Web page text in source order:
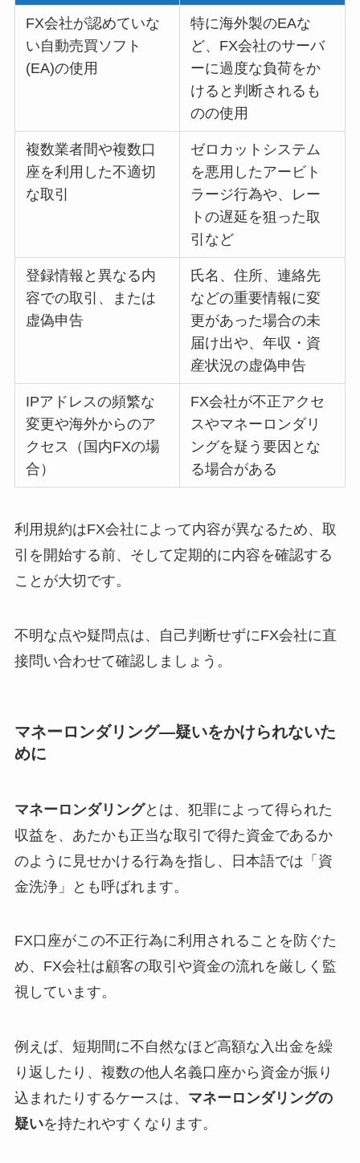
FX会社が認めていな
い自動売買ソフト
(EA)の使用
特に海外製のEAな
ど、FX会社のサーバ
ーに過度な負荷をか
けると判断されるも
のの使用
複数業者間や複数口
座を利用した不適切
な取引
ゼロカットシステム
を悪用したアービト
ラージ行為や、レー
トの遅延を狙った取
引など
登録情報と異なる内
容での取引、または
虚偽申告
氏名、住所、連絡先
などの重要情報に変
更があった場合の未
届け出や、年収・資
産状況の虚偽申告
IPアドレスの頻繁な
変更や海外からのア
クセス（国内FXの場
合）
FX会社が不正アクセ
スやマネーロンダリ
ングを疑う要因とな
る場合がある
利用規約はFX会社によって内容が異なるため、取
引を開始する前、そして定期的に内容を確認する
ことが大切です。
不明な点や疑問点は、自己判断せずにFX会社に直
接問い合わせて確認しましょう。
マネーロンダリング—疑いをかけられないた
めに
マネーロンダリングとは、犯罪によって得られた
収益を、あたかも正当な取引で得た資金であるか
のように見せかける行為を指し、日本語では「資
金洗浄」とも呼ばれます。
FX口座がこの不正行為に利用されることを防ぐた
め、FX会社は顧客の取引や資金の流れを厳しく監
視しています。
例えば、短期間に不自然なほど高額な入出金を繰
り返したり、複数の他人名義口座から資金が振り
込まれたりするケースは、 マネーロンダリングの
疑いを持たれやすくなります。